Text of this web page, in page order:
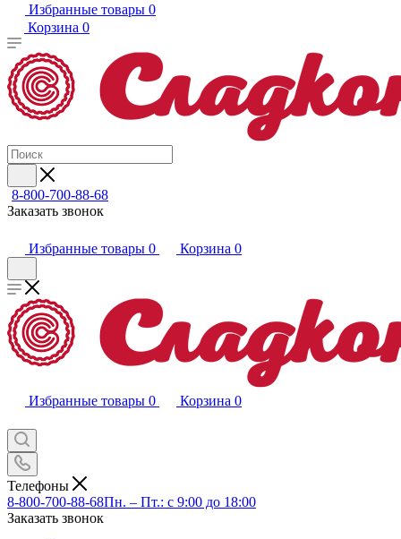
Избранные товары 0
Корзина 0
8-800-700-88-68
Заказать звонок
Избранные товары 0 Корзина 0
Избранные товары 0 Корзина 0
Телефоны
8-800-700-88-68Пн. – Пт.: с 9:00 до 18:00
Заказать звонок